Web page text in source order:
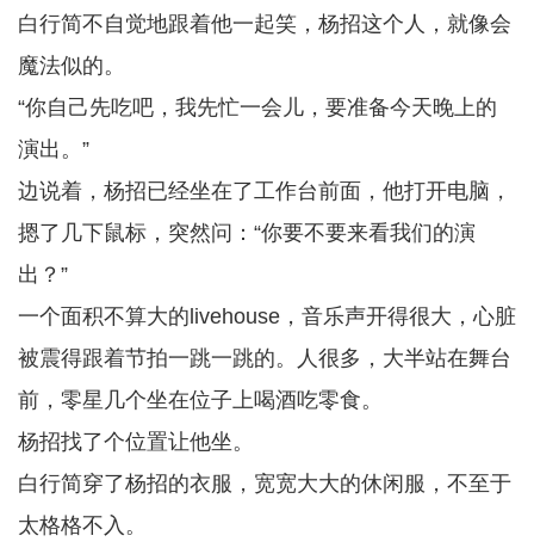
白行简不自觉地跟着他一起笑，杨招这个人，就像会
魔法似的。
“你自己先吃吧，我先忙一会儿，要准备今天晚上的
演出。”
边说着，杨招已经坐在了工作台前面，他打开电脑，
摁了几下鼠标，突然问：“你要不要来看我们的演
出？”
一个面积不算大的livehouse，音乐声开得很大，心脏
被震得跟着节拍一跳一跳的。人很多，大半站在舞台
前，零星几个坐在位子上喝酒吃零食。
杨招找了个位置让他坐。
白行简穿了杨招的衣服，宽宽大大的休闲服，不至于
太格格不入。